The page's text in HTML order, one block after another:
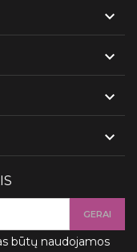




būtų naudojamos